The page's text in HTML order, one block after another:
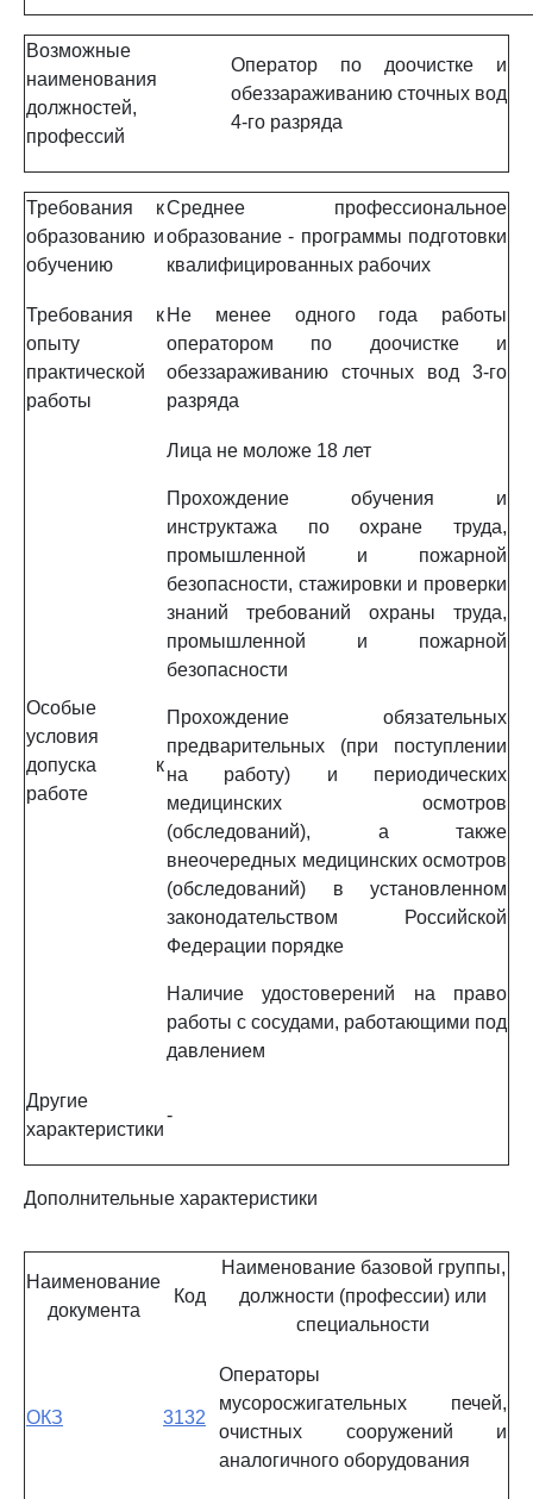
Возможные
наименования
должностей,
профессий
Оператор по доочистке и
обеззараживанию сточных вод
4-го разряда
Требования к
образованию и
обучению
Среднее профессиональное
образование - программы подготовки
квалифицированных рабочих
Требования к
опыту
практической
работы
Не менее одного года работы
оператором по доочистке и
обеззараживанию сточных вод 3-го
разряда
Особые
условия
допуска к
работе
Лица не моложе 18 лет
Прохождение обучения и
инструктажа по охране труда,
промышленной и пожарной
безопасности, стажировки и проверки
знаний требований охраны труда,
промышленной и пожарной
безопасности
Прохождение обязательных
предварительных (при поступлении
на работу) и периодических
медицинских осмотров
(обследований), а также
внеочередных медицинских осмотров
(обследований) в установленном
законодательством Российской
Федерации порядке
Наличие удостоверений на право
работы с сосудами, работающими под
давлением
Другие
характеристики
-
Дополнительные характеристики
Наименование
документа
Код
Наименование базовой группы,
должности (профессии) или
специальности
ОКЗ 3132
Операторы
мусоросжигательных печей,
очистных сооружений и
аналогичного оборудования